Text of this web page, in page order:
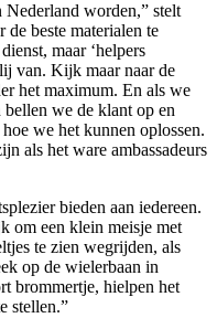
worden,” stelt
beste materialen te
maar ‘helpers
van. Kijk maar naar de
het maximum. En als we
bellen we de klant op en
we het kunnen oplossen.
als het ware ambassadeurs
bieden aan iedereen.
om een klein meisje met
te zien wegrijden, als
op de wielerbaan in
brommertje, hielpen het
stellen.”